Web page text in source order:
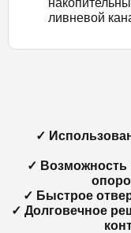
ливневой
✓
✓ Возможность
✓ Быстрое
✓ Долговечное